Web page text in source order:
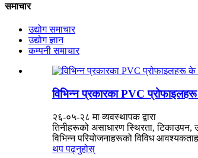
समाचार
उद्योग समाचार
उद्योग ज्ञान
कम्पनी समाचार
विभिन्न प्रकारका PVC
२६-०५-२८ मा व्यवस्थापक द्वारा
तिनीहरूको असाधारण स्थिरता, टिकाउपन,
विभिन्न परियोजनाहरूको विविध
थप पढ्नुहोस्